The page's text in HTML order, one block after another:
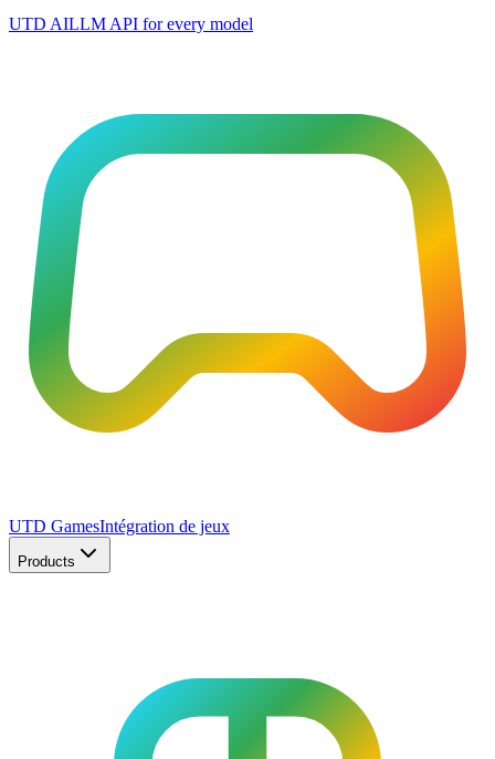
UTD AILLM API for every model
UTD GamesIntégration de jeux
Products